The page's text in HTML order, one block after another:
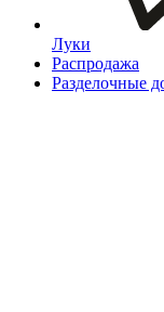
Луки
Распродажа
Разделочные